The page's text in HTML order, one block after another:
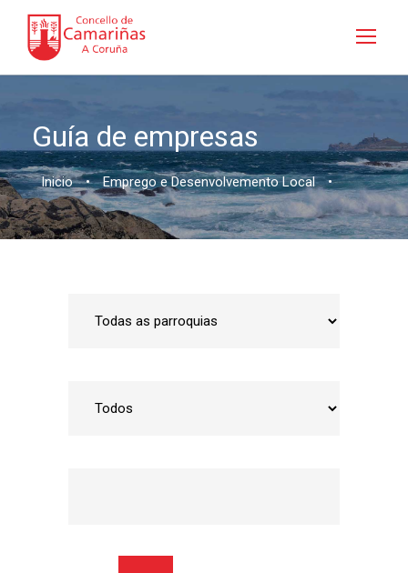
Guía de empresas
Inicio • Emprego e Desenvolvemento Local •